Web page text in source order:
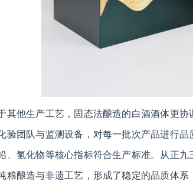
其他生产工艺，固态法酿造的白酒酒体更
验团队与监测设备，对每一批次产品进行
、氢化物等核心指标符合生产标准。从正
粮酿造与非遗工艺，形成了稳定的品质体